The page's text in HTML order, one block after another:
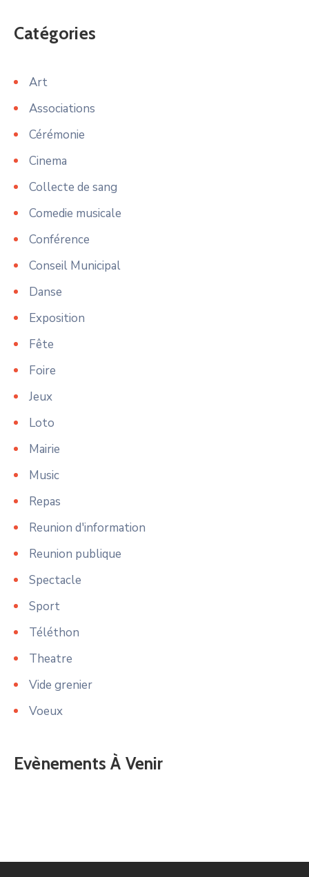
Catégories
Art
Associations
Cérémonie
Cinema
Collecte de sang
Comedie musicale
Conférence
Conseil Municipal
Danse
Exposition
Fête
Foire
Jeux
Loto
Mairie
Music
Repas
Reunion d'information
Reunion publique
Spectacle
Sport
Téléthon
Theatre
Vide grenier
Voeux
Evènements À Venir